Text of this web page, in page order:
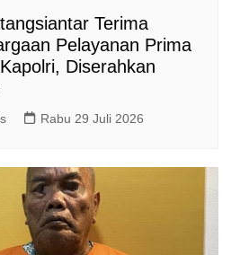
Terima
Pelayanan Prima
Diserahkan
Rabu 29 Juli 2026